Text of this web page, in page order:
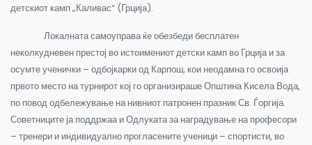
детскиот камп „Каливас“ (Грција).
Локалната самоуправа ќе обезбеди бесплатен
неколкудневен престој во истоимениот детски камп во Грција и за
осумте ученички – одбојкарки од Карпош, кои неодамна го освоија
првото место на турнирот кој го организираше Општина Кисела Вода,
по повод одбележување на нивниот патронен празник Св. Ѓоргија.
Советниците ја поддржаа и Одлуката за наградување на професори
– тренери и индивидуално прогласените ученици – спортисти, во